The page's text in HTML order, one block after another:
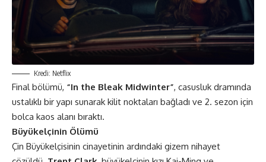
Kredi: Netflix
Final bölümü, “In the Bleak Midwinter”, casusluk dramında
ustalıklı bir yapı sunarak kilit noktaları bağladı ve 2. sezon için
bolca kaos alanı bıraktı.
Büyükelçinin Ölümü
Çin Büyükelçisinin cinayetinin ardındaki gizem nihayet